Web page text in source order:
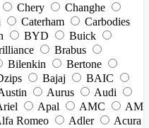
Chery
Changhe
Caterham
Carbodies
BYD
Buick
Brabus
Bilenkin
Bertone
Bajaj
BAIC
Aurus
Audi
Apal AMC
AM
Romeo Adler
Acura